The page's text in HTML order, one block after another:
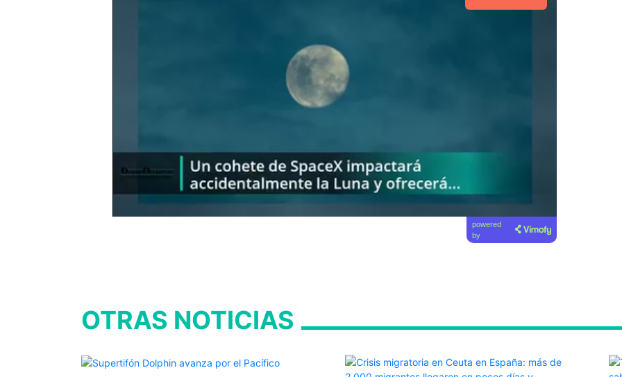
powered
by
OTRAS NOTICIAS